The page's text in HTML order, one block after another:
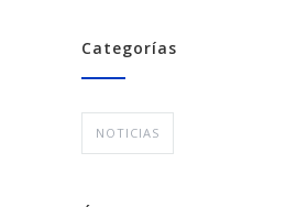
Categorías
NOTICIAS